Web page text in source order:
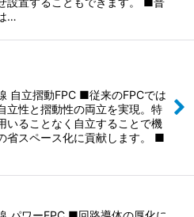
…
自立摺動FPC ■従来のFPCでは
立性と摺動性の両立を実現。特
いることなく自立することで機
省スペース化に貢献します。 ■